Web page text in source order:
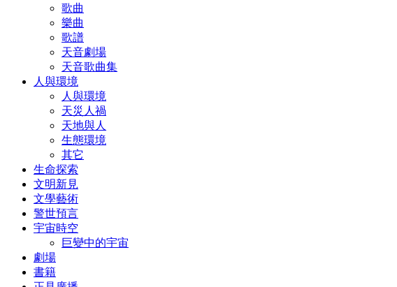
歌曲
樂曲
歌譜
天音劇場
天音歌曲集
人與環境
人與環境
天災人禍
天地與人
生態環境
其它
生命探索
文明新見
文學藝術
警世預言
宇宙時空
巨變中的宇宙
劇場
書籍